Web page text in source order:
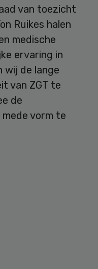
van toezicht
Ruikes halen
medische
ervaring in
wij de lange
van ZGT te
de
vorm te